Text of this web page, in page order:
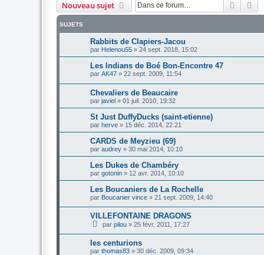
Nouveau sujet
SUJETS
Rabbits de Clapiers-Jacou
par Helenou55 » 24 sept. 2018, 15:02
Les Indians de Boé Bon-Encontre 47
par AK47 » 22 sept. 2009, 11:54
Chevaliers de Beaucaire
par javiel » 01 juil. 2010, 19:32
St Just DuffyDucks (saint-etienne)
par herve » 15 déc. 2014, 22:21
CARDS de Meyzieu (69)
par audrey » 30 mai 2014, 10:10
Les Dukes de Chambéry
par gotonin » 12 avr. 2014, 10:10
Les Boucaniers de La Rochelle
par Boucanier vince » 21 sept. 2009, 14:40
VILLEFONTAINE DRAGONS
par pilou » 25 févr. 2011, 17:27
les centurions
par thomas83 » 30 déc. 2009, 09:34